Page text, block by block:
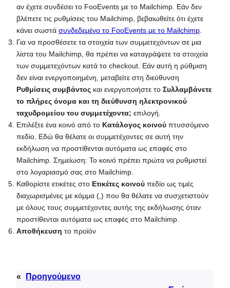
αν έχετε συνδέσει το FooEvents με το Mailchimp. Εάν δεν
βλέπετε τις ρυθμίσεις του Mailchimp, βεβαιωθείτε ότι έχετε
κάνει σωστά συνδεδεμένο το FooEvents με το Mailchimp.
Για να προσθέσετε τα στοιχεία των συμμετεχόντων σε μια
λίστα του Mailchimp, θα πρέπει να καταγράψετε τα στοιχεία
των συμμετεχόντων κατά το checkout. Εάν αυτή η ρύθμιση
δεν είναι ενεργοποιημένη, μεταβείτε στη διεύθυνση
Ρυθμίσεις συμβάντος και ενεργοποιήστε το Συλλαμβάνετε
το πλήρες όνομα και τη διεύθυνση ηλεκτρονικού
ταχυδρομείου του συμμετέχοντα; επιλογή.
Επιλέξτε ένα κοινό από το Κατάλογος κοινού πτυσσόμενο
πεδίο. Εδώ θα θέλατε οι συμμετέχοντες σε αυτή την
εκδήλωση να προστίθενται αυτόματα ως επαφές στο
Mailchimp. Σημείωση: Το κοινό πρέπει πρώτα να ρυθμιστεί
στο λογαριασμό σας στο Mailchimp.
Καθορίστε ετικέτες στο Ετικέτες κοινού πεδίο ως τιμές
διαχωρισμένες με κόμμα (,) που θα θέλατε να συσχετιστούν
με όλους τους συμμετέχοντες αυτής της εκδήλωσης όταν
προστίθενται αυτόματα ως επαφές στο Mailchimp.
Αποθήκευση το προϊόν
«
Προηγούμενο